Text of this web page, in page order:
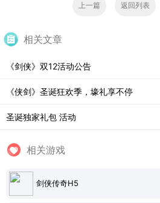
上一篇 返回列表
相关文章
《剑侠》双12活动公告
《侠剑》圣诞狂欢季，壕礼享不停
圣诞独家礼包 活动
相关游戏
剑侠传奇H5